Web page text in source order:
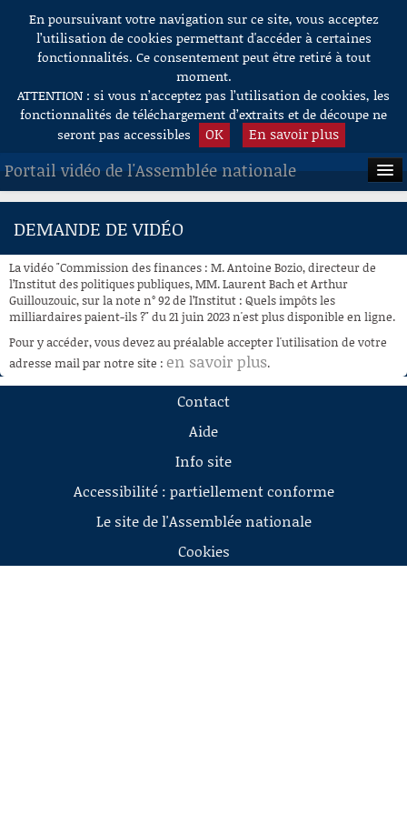
Aller au contenu
En poursuivant votre navigation sur ce site, vous acceptez
l’utilisation de cookies permettant d'accéder à certaines
fonctionnalités. Ce consentement peut être retiré à tout
moment.
ATTENTION : si vous n’acceptez pas l’utilisation de cookies, les
fonctionnalités de téléchargement d’extraits et de découpe ne
seront pas accessibles
OK En savoir plus
Portail vidéo de l'Assemblée nationale
ACCUEIL
À LA DEMANDE
RECHERCHE
AIDE À LA DÉCOUPE
DE VIDÉOS
DEMANDE DE VIDÉO
La vidéo "Commission des finances : M. Antoine Bozio, directeur de
l’Institut des politiques publiques, MM. Laurent Bach et Arthur
Guillouzouic, sur la note n° 92 de l’Institut : Quels impôts les
milliardaires paient-ils ?" du 21 juin 2023 n'est plus disponible en ligne.
Pour y accéder, vous devez au préalable accepter l'utilisation de votre
adresse mail par notre site : en savoir plus.
Contact
Aide
Info site
Accessibilité : partiellement conforme
Le site de l'Assemblée nationale
Cookies